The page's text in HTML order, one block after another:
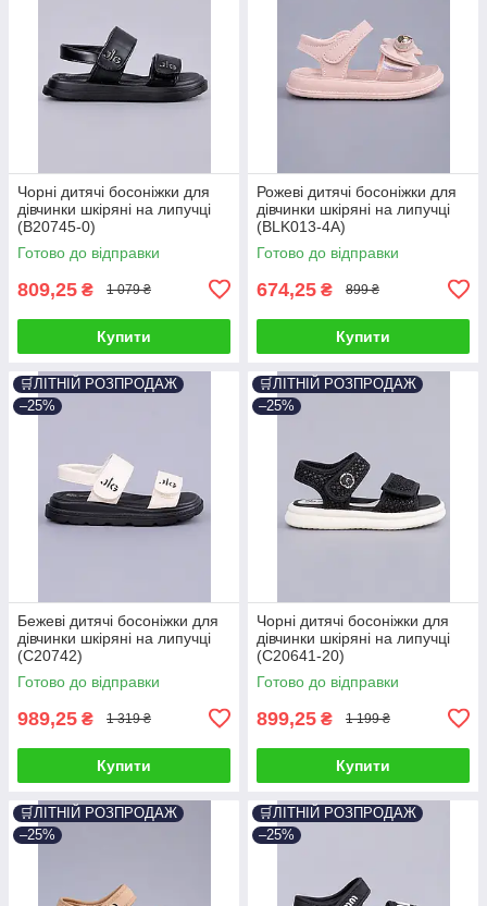
Чорні дитячі босоніжки для
дівчинки шкіряні на липучці
(B20745-0)
Готово до відправки
809,25 ₴ 1 079 ₴
Купити
Рожеві дитячі босоніжки для
дівчинки шкіряні на липучці
(BLK013-4A)
Готово до відправки
674,25 ₴ 899 ₴
Купити
🛒ЛІТНІЙ РОЗПРОДАЖ
–25%
Бежеві дитячі босоніжки для
дівчинки шкіряні на липучці
(C20742)
Готово до відправки
989,25 ₴ 1 319 ₴
Купити
🛒ЛІТНІЙ РОЗПРОДАЖ
–25%
Чорні дитячі босоніжки для
дівчинки шкіряні на липучці
(C20641-20)
Готово до відправки
899,25 ₴ 1 199 ₴
Купити
🛒ЛІТНІЙ РОЗПРОДАЖ
–25%
🛒ЛІТНІЙ РОЗПРОДАЖ
–25%